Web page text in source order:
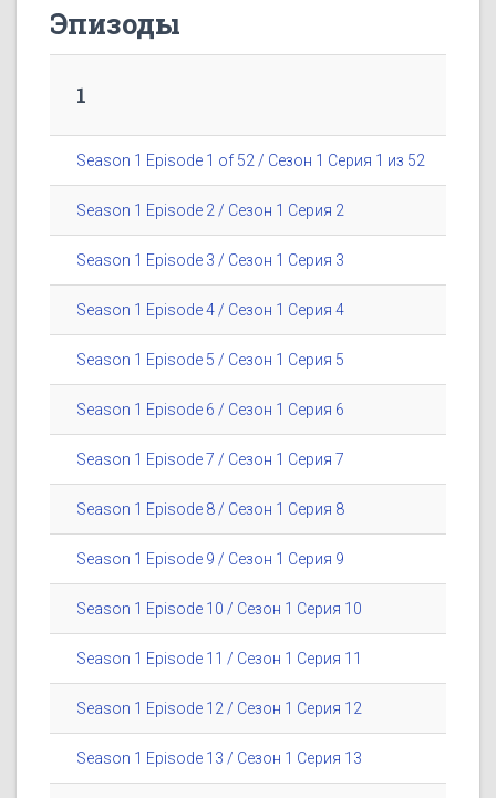
Эпизоды
1
Season 1 Episode 1 of 52 / Сезон 1 Серия 1 из 52
Season 1 Episode 2 / Сезон 1 Серия 2
Season 1 Episode 3 / Сезон 1 Серия 3
Season 1 Episode 4 / Сезон 1 Серия 4
Season 1 Episode 5 / Сезон 1 Серия 5
Season 1 Episode 6 / Сезон 1 Серия 6
Season 1 Episode 7 / Сезон 1 Серия 7
Season 1 Episode 8 / Сезон 1 Серия 8
Season 1 Episode 9 / Сезон 1 Серия 9
Season 1 Episode 10 / Сезон 1 Серия 10
Season 1 Episode 11 / Сезон 1 Серия 11
Season 1 Episode 12 / Сезон 1 Серия 12
Season 1 Episode 13 / Сезон 1 Серия 13